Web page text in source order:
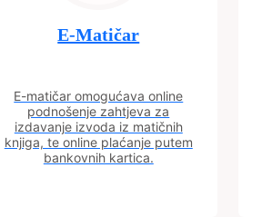
E-Matičar
E-matičar omogućava online
podnošenje zahtjeva za
izdavanje izvoda iz matičnih
knjiga, te online plaćanje putem
bankovnih kartica.